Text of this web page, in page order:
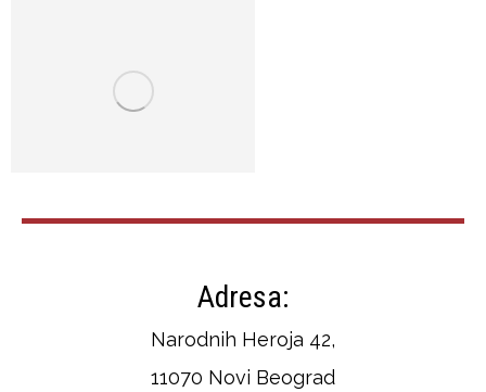
Adresa:
Narodnih Heroja 42,
11070 Novi Beograd